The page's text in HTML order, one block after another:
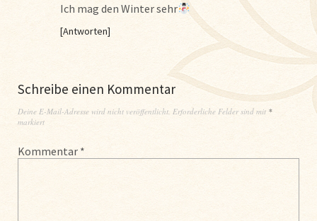
Ich mag den Winter sehr
Antworten
Schreibe einen Kommentar
Deine E-Mail-Adresse wird nicht veröffentlicht. Erforderliche Felder sind mit *
markiert
Kommentar *